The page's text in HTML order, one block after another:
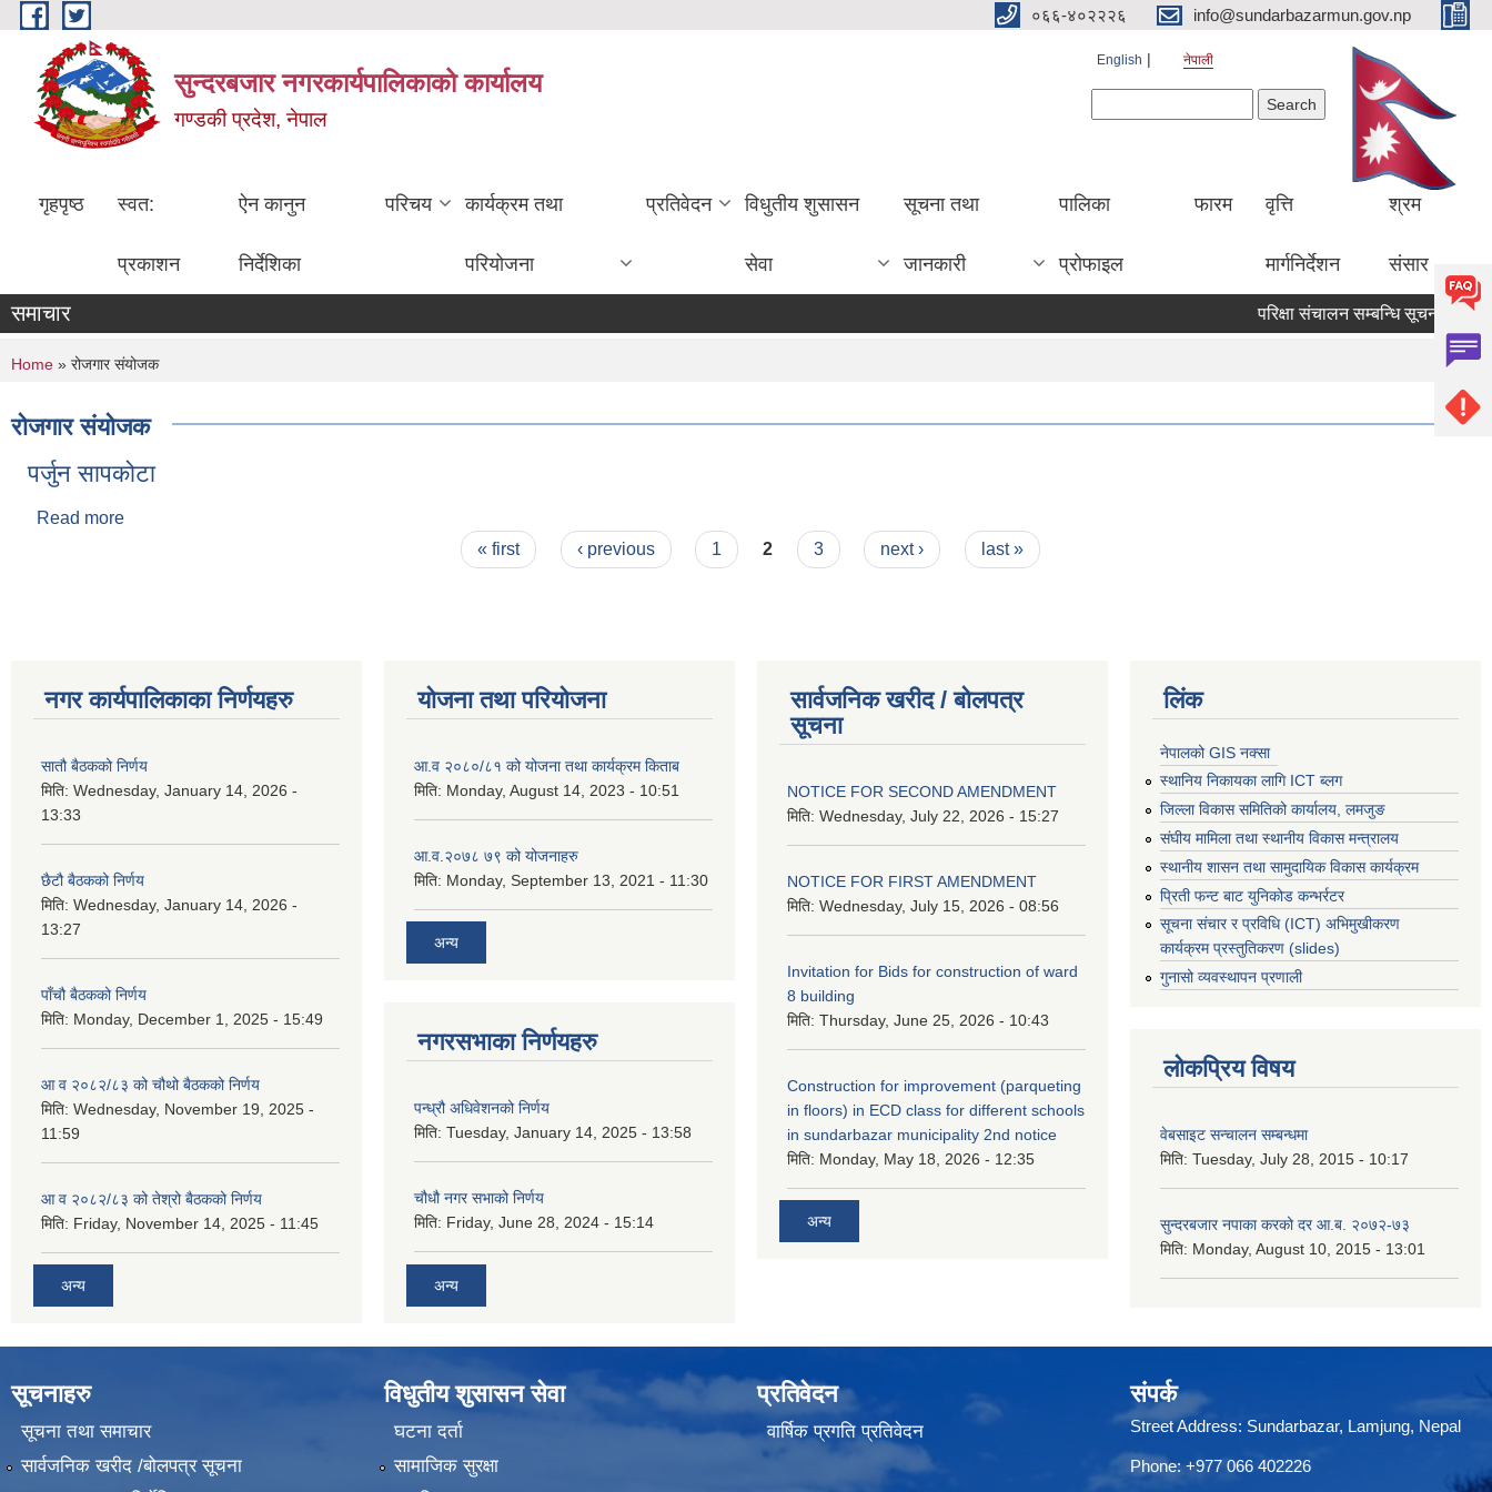
Skip to main content ०६६-४०२२२६ info@sundarbazarmun.gov.np
सुन्दरबजार नगरकार्यपालिकाको कार्यालय
गण्डकी प्रदेश, नेपाल
English नेपाली
गृहपृष्ठ स्वत:
प्रकाशन
ऐन कानुन
निर्देशिका
परिचय कार्यक्रम तथा
परियोजना
प्रतिवेदन विधुतीय शुसासन
सेवा
सूचना तथा
जानकारी
पालिका
प्रोफाइल
फारम वृत्ति
मार्गनिर्देशन
श्रम
संसार
समाचार परिक्षा संचालन सम्बन्धि सूचना
You are here
Home » रोजगार संयोजक
रोजगार संयोजक
पर्जुन सापकोटा
Read more
« first ‹ previous 1 2 3 next › last »
नगर कार्यपालिकाका निर्णयहरु
सातौ बैठकको निर्णय
मिति: Wednesday, January 14, 2026 -
13:33
छैटौ बैठकको निर्णय
मिति: Wednesday, January 14, 2026 -
13:27
पाँचौ बैठकको निर्णय
मिति: Monday, December 1, 2025 - 15:49
आ व २०८२/८३ को चौथो बैठकको निर्णय
मिति: Wednesday, November 19, 2025 -
11:59
आ व २०८२/८३ को तेश्रो बैठकको निर्णय
मिति: Friday, November 14, 2025 - 11:45
अन्य
योजना तथा परियोजना
आ.व २०८०/८१ को योजना तथा कार्यक्रम किताब
मिति: Monday, August 14, 2023 - 10:51
आ.व.२०७८ ७९ को योजनाहरु
मिति: Monday, September 13, 2021 - 11:30
अन्य
नगरसभाका निर्णयहरु
पन्ध्रौ अधिवेशनको निर्णय
मिति: Tuesday, January 14, 2025 - 13:58
चौधौ नगर सभाको निर्णय
मिति: Friday, June 28, 2024 - 15:14
अन्य
सार्वजनिक खरीद / बोलपत्र
सूचना
NOTICE FOR SECOND AMENDMENT
मिति: Wednesday, July 22, 2026 - 15:27
NOTICE FOR FIRST AMENDMENT
मिति: Wednesday, July 15, 2026 - 08:56
Invitation for Bids for construction of ward
8 building
मिति: Thursday, June 25, 2026 - 10:43
Construction for improvement (parqueting
in floors) in ECD class for different schools
in sundarbazar municipality 2nd notice
मिति: Monday, May 18, 2026 - 12:35
अन्य
लिंक
नेपालको GIS नक्सा
स्थानिय निकायका लागि ICT ब्लग
जिल्ला विकास समितिको कार्यालय, लमजुङ
संघीय मामिला तथा स्थानीय विकास मन्त्रालय
स्थानीय शासन तथा सामुदायिक विकास कार्यक्रम
प्रिती फन्ट बाट युनिकोड कन्भर्रटर
सूचना संचार र प्रविधि (ICT) अभिमुखीकरण
कार्यक्रम प्रस्तुतिकरण (slides)
गुनासो व्यवस्थापन प्रणाली
लोकप्रिय विषय
वेबसाइट सन्चालन सम्बन्धमा
मिति: Tuesday, July 28, 2015 - 10:17
सुन्दरबजार नपाका करको दर आ.ब. २०७२-७३
मिति: Monday, August 10, 2015 - 13:01
सूचनाहरु
सूचना तथा समाचार
सार्वजनिक खरीद /बोलपत्र सूचना
विधुतीय शुसासन सेवा
घटना दर्ता
सामाजिक सुरक्षा
प्रतिवेदन
वार्षिक प्रगति प्रतिवेदन
संपर्क
Street Address: Sundarbazar, Lamjung, Nepal
Phone: +977 066 402226